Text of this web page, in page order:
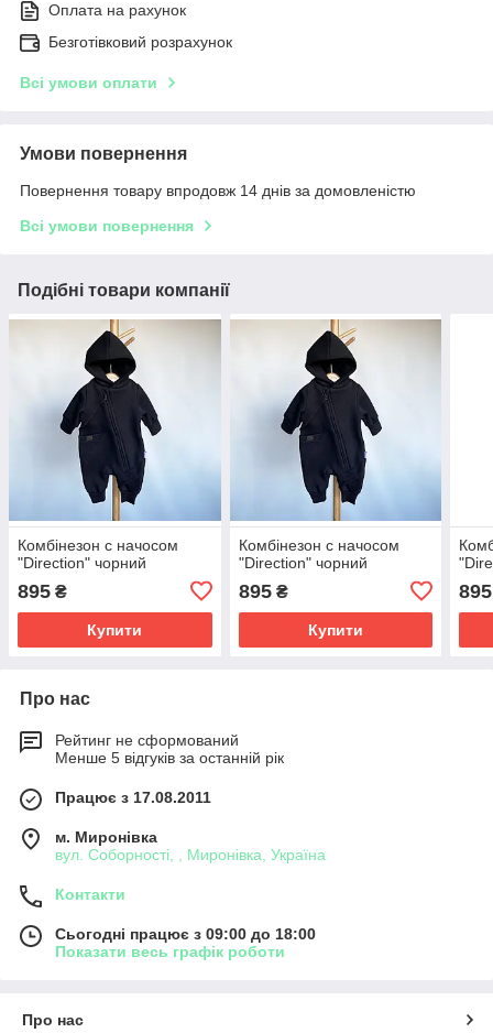
Оплата на рахунок
Безготівковий розрахунок
Всі умови оплати
Умови повернення
Повернення товару впродовж 14 днів за домовленістю
Всі умови повернення
Подібні товари компанії
Комбінезон с начосом
"Direction" чорний
895 ₴
Купити
Комбінезон с начосом
"Direction" чорний
895₴
Купити
895
Про нас
Рейтинг не сформований
Менше 5 відгуків за останній рік
Працює з 17.08.2011
м. Миронівка
вул. Соборності, , Миронівка, Україна
Контакти
Сьогодні працює з 09:00 до 18:00
Показати весь графік роботи
Про нас